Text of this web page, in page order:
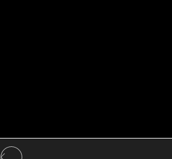
Cerrar el banner de cookies RGPD